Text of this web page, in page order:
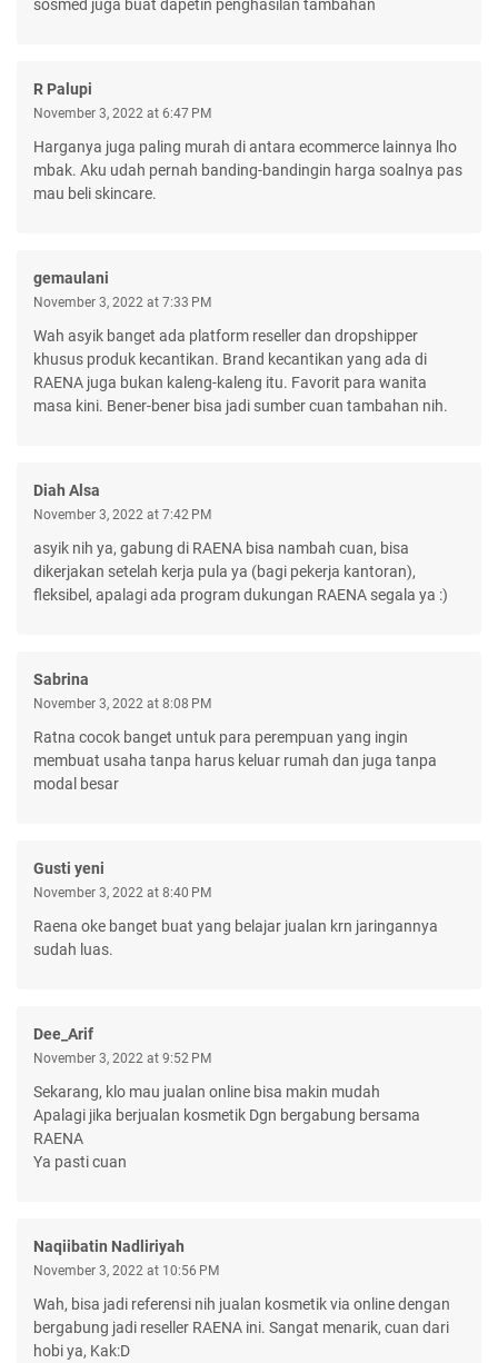
sosmed juga buat dapetin penghasilan tambahan
R Palupi
November 3, 2022 at 6:47 PM
Harganya juga paling murah di antara ecommerce lainnya lho
mbak. Aku udah pernah banding-bandingin harga soalnya pas
mau beli skincare.
gemaulani
November 3, 2022 at 7:33 PM
Wah asyik banget ada platform reseller dan dropshipper
khusus produk kecantikan. Brand kecantikan yang ada di
RAENA juga bukan kaleng-kaleng itu. Favorit para wanita
masa kini. Bener-bener bisa jadi sumber cuan tambahan nih.
Diah Alsa
November 3, 2022 at 7:42 PM
asyik nih ya, gabung di RAENA bisa nambah cuan, bisa
dikerjakan setelah kerja pula ya (bagi pekerja kantoran),
fleksibel, apalagi ada program dukungan RAENA segala ya :)
Sabrina
November 3, 2022 at 8:08 PM
Ratna cocok banget untuk para perempuan yang ingin
membuat usaha tanpa harus keluar rumah dan juga tanpa
modal besar
Gusti yeni
November 3, 2022 at 8:40 PM
Raena oke banget buat yang belajar jualan krn jaringannya
sudah luas.
Dee_Arif
November 3, 2022 at 9:52 PM
Sekarang, klo mau jualan online bisa makin mudah
Apalagi jika berjualan kosmetik Dgn bergabung bersama
RAENA
Ya pasti cuan
Naqiibatin Nadliriyah
November 3, 2022 at 10:56 PM
Wah, bisa jadi referensi nih jualan kosmetik via online dengan
bergabung jadi reseller RAENA ini. Sangat menarik, cuan dari
hobi ya, Kak:D